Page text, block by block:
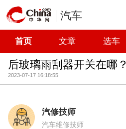
汽车
首页 文章 选车
后玻璃雨刮器开关在哪？
2023-07-17 16:18:55
汽修技师
汽车维修技师